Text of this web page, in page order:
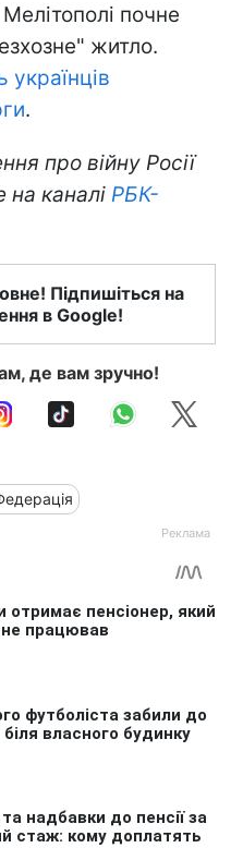
почне
житло.
українців
.
про війну Росії
на каналі РБК-
Підпишіться на
в Google!
де вам зручно!